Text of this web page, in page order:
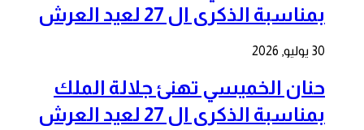
بمناسبة الذكرى ال 27 لعيد العرش
30 يوليو, 2026
حنان الخميسي تهنئ جلالة الملك
بمناسبة الذكرى ال 27 لعيد العرش